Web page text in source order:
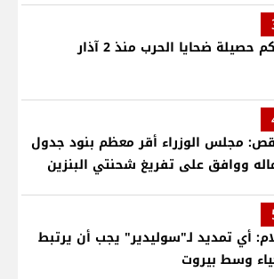
حصيلة ضحايا الحرب منذ 2 آذار
مجلس الوزراء أقر معظم بنود جدول
ووافق على تفريغ شحنتي البنزين
أي تمديد لـ"سوليدير" يجب أن يرتبط
وسط بيروت